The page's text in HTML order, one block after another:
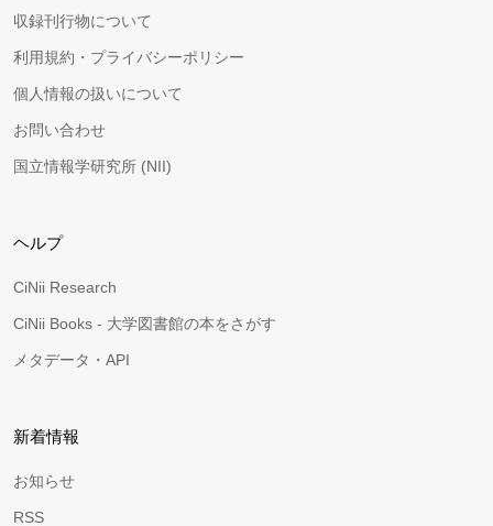
収録刊行物について
利用規約・プライバシーポリシー
個人情報の扱いについて
お問い合わせ
国立情報学研究所 (NII)
ヘルプ
CiNii Research
CiNii Books - 大学図書館の本をさがす
メタデータ・API
新着情報
お知らせ
RSS